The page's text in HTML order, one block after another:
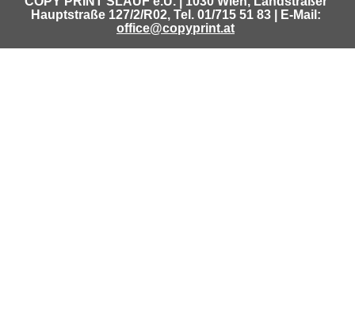
Hauptstraße 127/2/R02, Tel. 01/715 51 83 | E-Mail:
office@copyprint.at